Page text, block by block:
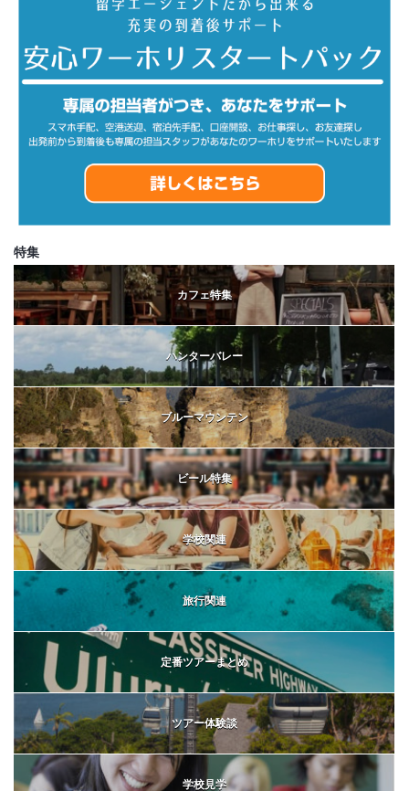
特集
カフェ特集
ハンターバレー
ブルーマウンテン
ビール特集
学校関連
旅行関連
定番ツアーまとめ
ツアー体験談
学校見学